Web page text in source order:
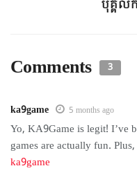
បុគ្គលិ
Comments 3
ka9game 5 months ago
Yo, KA9Game is legit! I’ve
games are actually fun.
ka9game